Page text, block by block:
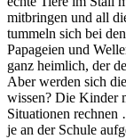
mitbringen und all
tummeln sich bei
Papageien und
ganz heimlich, der
Aber werden sich
wissen? Die Kinder
Situationen
je an der Schule